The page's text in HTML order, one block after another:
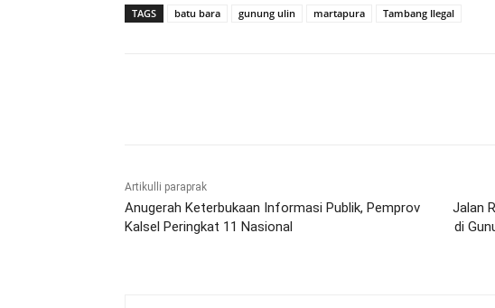
TAGS batu bara gunung ulin martapura Tambang Ilegal
Artikulli paraprak
Anugerah Keterbukaan Informasi Publik, Pemprov
Kalsel Peringkat 11 Nasional
Jalan
di